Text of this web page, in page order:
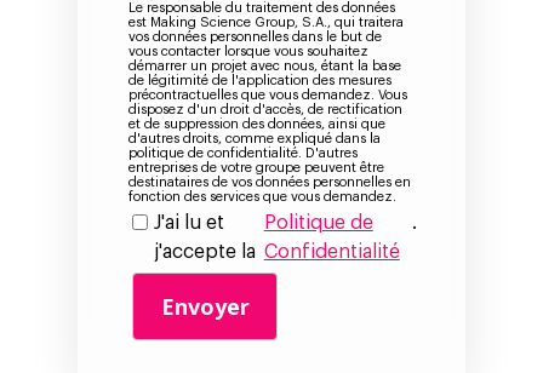
Le responsable du traitement des données
est Making Science Group, S.A., qui traitera
vos données personnelles dans le but de
vous contacter lorsque vous souhaitez
démarrer un projet avec nous, étant la base
de légitimité de l'application des mesures
précontractuelles que vous demandez. Vous
disposez d'un droit d'accès, de rectification
et de suppression des données, ainsi que
d'autres droits, comme expliqué dans la
politique de confidentialité. D'autres
entreprises de votre groupe peuvent être
destinataires de vos données personnelles en
fonction des services que vous demandez.
J'ai lu et
j'accepte la
Politique de
Confidentialité
.